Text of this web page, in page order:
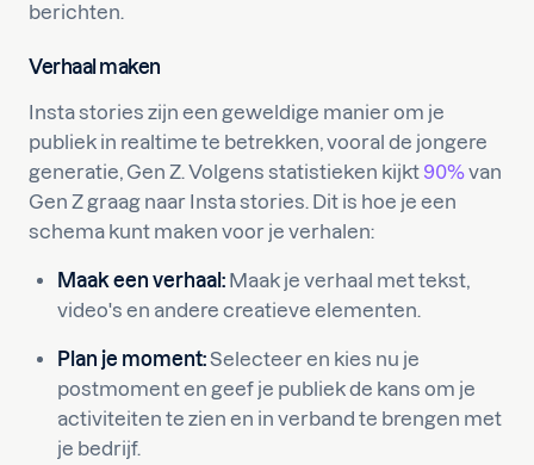
berichten.
Verhaal maken
Insta stories zijn een geweldige manier om je
publiek in realtime te betrekken, vooral de jongere
generatie, Gen Z. Volgens statistieken kijkt 90%van
Gen Z graag naar Insta stories. Dit is hoe je een
schema kunt maken voor je verhalen:
Maak een verhaal: Maak je verhaal met tekst,
video's en andere creatieve elementen.
Plan je moment:Selecteer en kies nu je
postmoment en geef je publiek de kans om je
activiteiten te zien en in verband te brengen met
je bedrijf.